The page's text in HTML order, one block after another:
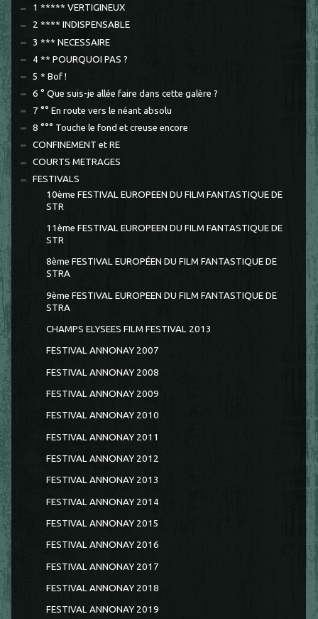
1 ***** VERTIGINEUX
2 **** INDISPENSABLE
3 *** NECESSAIRE
4 ** POURQUOI PAS ?
5 * Bof !
6 ° Que suis-je allée faire dans cette galère ?
7 °° En route vers le néant absolu
8 °°° Touche le fond et creuse encore
CONFINEMENT et RE
COURTS METRAGES
FESTIVALS
10ème FESTIVAL EUROPEEN DU FILM FANTASTIQUE DE
STR
11ème FESTIVAL EUROPEEN DU FILM FANTASTIQUE DE
STR
8ème FESTIVAL EUROPÉEN DU FILM FANTASTIQUE DE
STRA
9ème FESTIVAL EUROPEEN DU FILM FANTASTIQUE DE
STRA
CHAMPS ELYSEES FILM FESTIVAL 2013
FESTIVAL ANNONAY 2007
FESTIVAL ANNONAY 2008
FESTIVAL ANNONAY 2009
FESTIVAL ANNONAY 2010
FESTIVAL ANNONAY 2011
FESTIVAL ANNONAY 2012
FESTIVAL ANNONAY 2013
FESTIVAL ANNONAY 2014
FESTIVAL ANNONAY 2015
FESTIVAL ANNONAY 2016
FESTIVAL ANNONAY 2017
FESTIVAL ANNONAY 2018
FESTIVAL ANNONAY 2019